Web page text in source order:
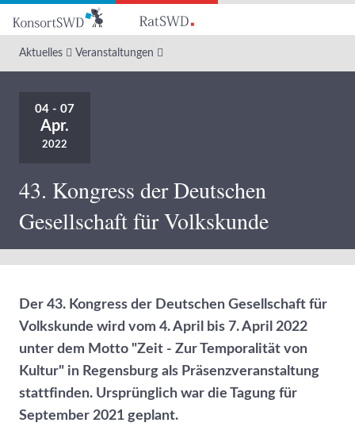
Hauptinhalt
Aktuelles Veranstaltungen
04 - 07
Apr.
2022
43. Kongress der Deutschen
Gesellschaft für Volkskunde
Der 43. Kongress der Deutschen Gesellschaft für
Volkskunde wird vom 4. April bis 7. April 2022
unter dem Motto "Zeit - Zur Temporalität von
Kultur" in Regensburg als Präsenzveranstaltung
stattfinden. Ursprünglich war die Tagung für
September 2021 geplant.